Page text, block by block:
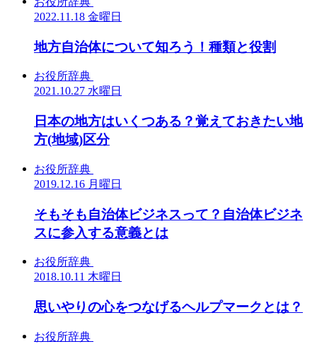
2022.11.18 金曜日
地方自治体について知ろう！種類と役割
お役所辞典
2021.10.27 水曜日
日本の地方はいくつある？覚えておきたい地
方(地域)区分
お役所辞典
2019.12.16 月曜日
そもそも自治体ビジネスって？自治体ビジネ
スに参入する意義とは
お役所辞典
2018.10.11 木曜日
思いやりの心をつなげるヘルプマークとは？
お役所辞典